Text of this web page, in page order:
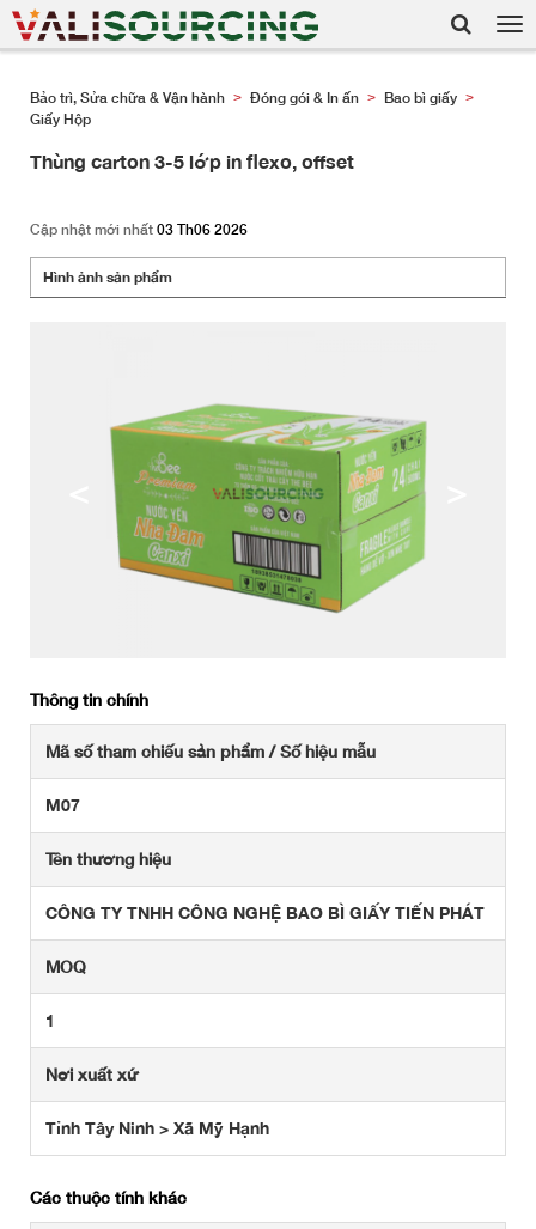
Bảo trì, Sửa chữa & Vận hành > Đóng gói & In ấn > Bao bì giấy >
Giấy Hộp
Thùng carton 3-5 lớp in flexo, offset
Cập nhật mới nhất 03 Th06 2026
Hình ảnh sản phẩm
Thông tin chính
Mã số tham chiếu sản phẩm / Số hiệu mẫu
M07
Tên thương hiệu
CÔNG TY TNHH CÔNG NGHỆ BAO BÌ GIẤY TIẾN PHÁT
MOQ
1
Nơi xuất xứ
Tỉnh Tây Ninh > Xã Mỹ Hạnh
Các thuộc tính khác